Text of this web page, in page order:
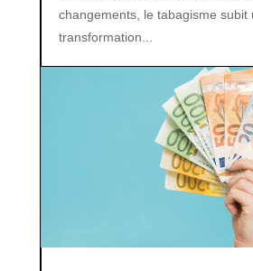
changements, le tabagisme subit
transformation...